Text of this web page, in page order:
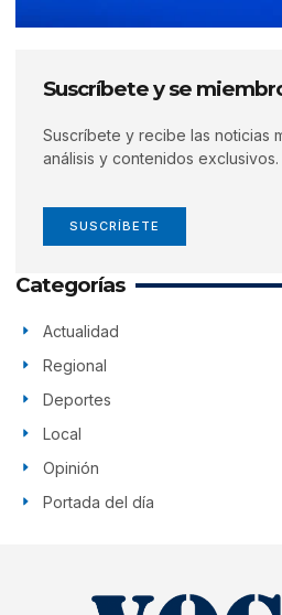
Suscríbete y se
Suscríbete y recibe las noticias
análisis y contenidos exclusivos.
SUSCRÍBETE
Categorías
Actualidad
Regional
Deportes
Local
Opinión
Portada del día